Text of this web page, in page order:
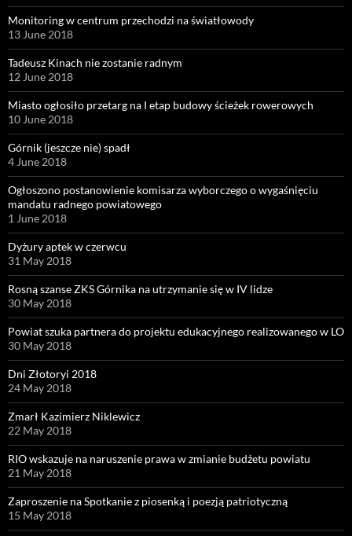
Monitoring w centrum przechodzi na światłowody
13 June 2018
Tadeusz Kinach nie zostanie radnym
12 June 2018
Miasto ogłosiło przetarg na I etap budowy ścieżek rowerowych
10 June 2018
Górnik (jeszcze nie) spadł
4 June 2018
Ogłoszono postanowienie komisarza wyborczego o wygaśnięciu
mandatu radnego powiatowego
1 June 2018
Dyżury aptek w czerwcu
31 May 2018
Rosną szanse ZKS Górnika na utrzymanie się w IV lidze
30 May 2018
Powiat szuka partnera do projektu edukacyjnego realizowanego w LO
30 May 2018
Dni Złotoryi 2018
24 May 2018
Zmarł Kazimierz Niklewicz
22 May 2018
RIO wskazuje na naruszenie prawa w zmianie budżetu powiatu
21 May 2018
Zaproszenie na Spotkanie z piosenką i poezją patriotyczną
15 May 2018